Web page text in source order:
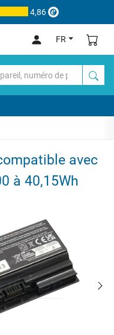
4,86
FR
avec
à 40,15Wh